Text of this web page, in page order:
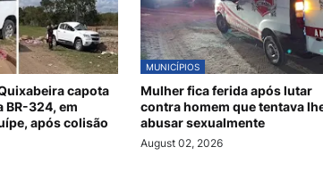
capota
BR-324, em
após colisão
MUNICÍPIOS
Mulher fica ferida após lutar
contra homem que tentava
abusar sexualmente
August 02, 2026